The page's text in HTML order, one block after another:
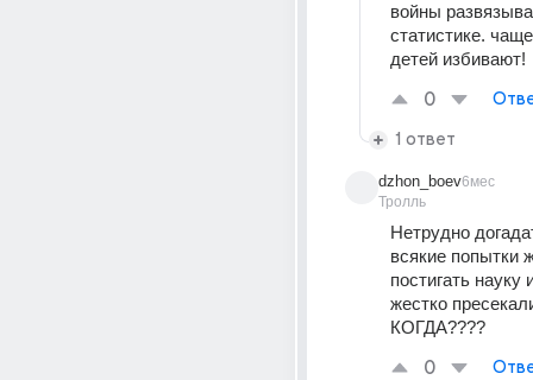
войны
статистике.
детей избивают!
0
1 ответ
dzhon_boev
Тролль
6мес
Нетрудно
всякие попытки
постигать науку
жестко
КОГДА????
0